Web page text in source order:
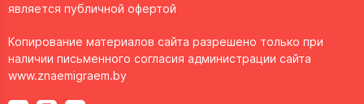
является публичной офертой
Копирование материалов сайта разрешено только при
наличии письменного согласия администрации сайта
www.znaemigraem.by